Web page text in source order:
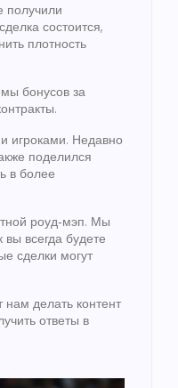
получили
состоится,
плотность
бонусов за
игроками. Недавно
поделился
в более
роуд‑мэп. Мы
всегда будете
сделки могут
делать контент
ответы в